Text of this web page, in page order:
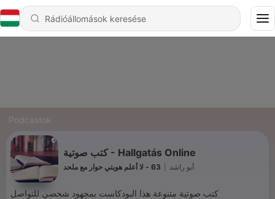
Podcastok
كتب صوتية - Hallgatás Online
أبو راشد 63 - لا أعلم هويتي حوار مع ملحد
كتب صوتية متنوعة هذا البودكاست بمجهود شخصي للتواصل